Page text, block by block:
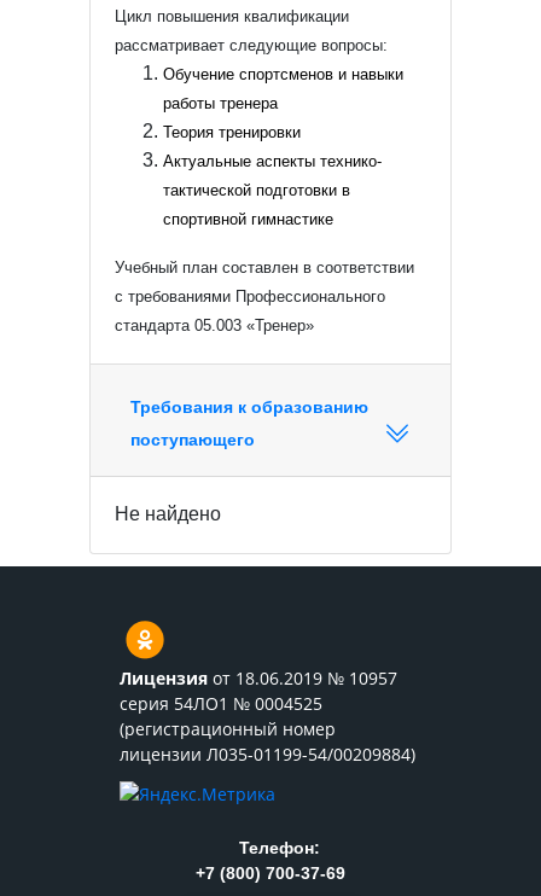
Цикл повышения квалификации
рассматривает следующие вопросы:
Обучение спортсменов и навыки
работы тренера
Теория тренировки
Актуальные аспекты технико-
тактической подготовки в
спортивной гимнастике
Учебный план составлен в соответствии
с требованиями Профессионального
стандарта 05.003 «Тренер»
Требования к образованию
поступающего
Не найдено
Лицензия от 18.06.2019 № 10957
серия 54ЛО1 № 0004525
(регистрационный номер
лицензии Л035-01199-54/00209884)
Телефон:
+7 (800) 700-37-69